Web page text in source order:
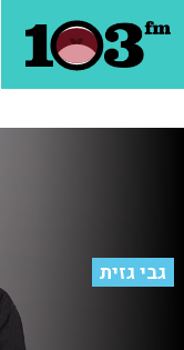
גבי גזית